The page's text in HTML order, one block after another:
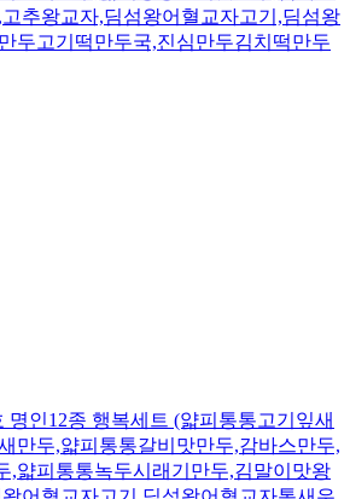
추왕교자,딤섬왕어혈교자고기,딤섬왕
두고기떡만두국,진심만두김치떡만두
명인12종 행복세트 (얇피통통고기잎새
만두,얇피통통갈비맛만두,감바스만두,
,얇피통통녹두시래기만두,김말이맛왕